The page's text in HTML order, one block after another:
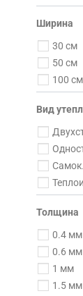
Ширина
30 см
50 см
100 см
Вид
Толщина
0.4 мм
0.6 мм
1 мм
1.5 мм